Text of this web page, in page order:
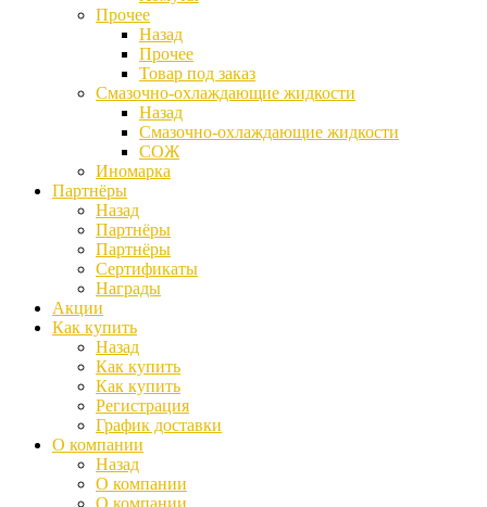
Прочее
Назад
Прочее
Товар под заказ
Смазочно-охлаждающие жидкости
Назад
Смазочно-охлаждающие жидкости
СОЖ
Иномарка
Партнёры
Назад
Партнёры
Партнёры
Сертификаты
Награды
Акции
Как купить
Назад
Как купить
Как купить
Регистрация
График доставки
О компании
Назад
О компании
О компании